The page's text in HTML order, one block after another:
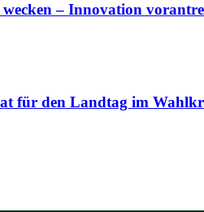
– Innovation
für den Landtag im